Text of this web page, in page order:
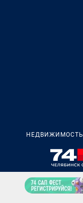
НЕДВИЖИМОСТЬ